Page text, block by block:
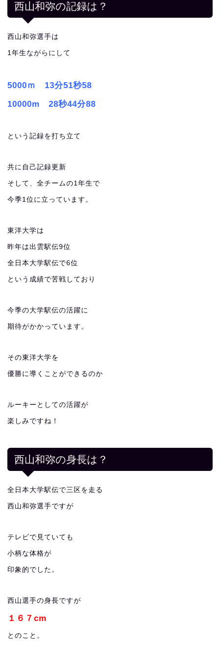
西山和弥の記録は？
西山和弥選手は
1年生ながらにして
5000ｍ 13分51秒58
10000m 28秒44分88
という記録を打ち立て
共に自己記録更新
そして、全チームの1年生で
今季1位に立っています。
東洋大学は
昨年は出雲駅伝9位
全日本大学駅伝で6位
という成績で苦戦しており
今季の大学駅伝の活躍に
期待がかかっています。
その東洋大学を
優勝に導くことができるのか
ルーキーとしての活躍が
楽しみですね！
西山和弥の身長は？
全日本大学駅伝で三区を走る
西山和弥選手ですが
テレビで見ていても
小柄な体格が
印象的でした。
西山選手の身長ですが
１６７cm
とのこと。